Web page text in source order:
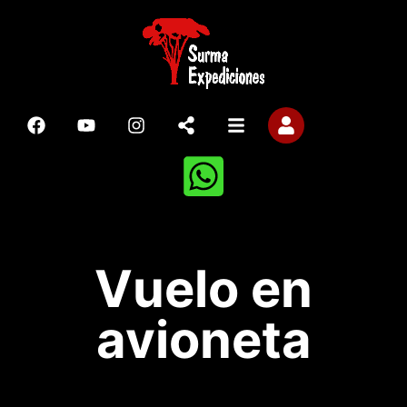
Vuelo en
avioneta